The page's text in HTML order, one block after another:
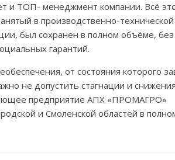
и ТОП- менеджмент компании. Всё
в производственно-технической
был сохранен в полном объёме, без
гарантий.
от состояния которого
не допустить стагнации и снижения
предприятие АПХ «ПРОМАГРО»
и Смоленской областей в